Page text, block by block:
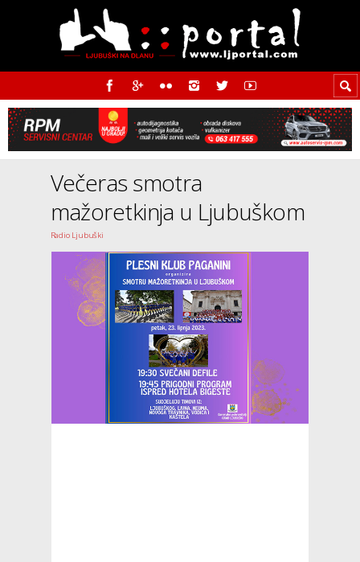
Večeras smotra
mažoretkinja u Ljubuškom
Radio Ljubuški